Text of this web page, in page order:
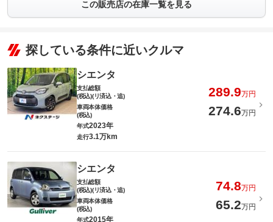
この販売店の在庫一覧を見る
探している条件に近いクルマ
シエンタ
支払総額
(税込)(リ済込・追)
289.9万円
車両本体価格
(税込)
274.6万円
年式2023年
走行3.1万km
シエンタ
支払総額
(税込)(リ済込・追)
74.8万円
車両本体価格
(税込)
65.2万円
年式2015年